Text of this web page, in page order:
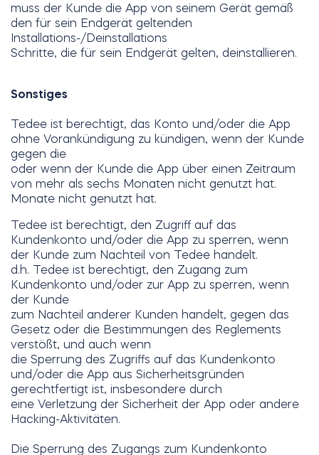
muss der Kunde die App von seinem Gerät gemäß
den für sein Endgerät geltenden
Installations-/Deinstallations
Schritte, die für sein Endgerät gelten, deinstallieren.
Sonstiges
Tedee ist berechtigt, das Konto und/oder die App
ohne Vorankündigung zu kündigen, wenn der Kunde
gegen die
oder wenn der Kunde die App über einen Zeitraum
von mehr als sechs Monaten nicht genutzt hat.
Monate nicht genutzt hat.
Tedee ist berechtigt, den Zugriff auf das
Kundenkonto und/oder die App zu sperren, wenn
der Kunde zum Nachteil von Tedee handelt.
d.h. Tedee ist berechtigt, den Zugang zum
Kundenkonto und/oder zur App zu sperren, wenn
der Kunde
zum Nachteil anderer Kunden handelt, gegen das
Gesetz oder die Bestimmungen des Reglements
verstößt, und auch wenn
die Sperrung des Zugriffs auf das Kundenkonto
und/oder die App aus Sicherheitsgründen
gerechtfertigt ist, insbesondere durch
eine Verletzung der Sicherheit der App oder andere
Hacking-Aktivitäten.
Die Sperrung des Zugangs zum Kundenkonto